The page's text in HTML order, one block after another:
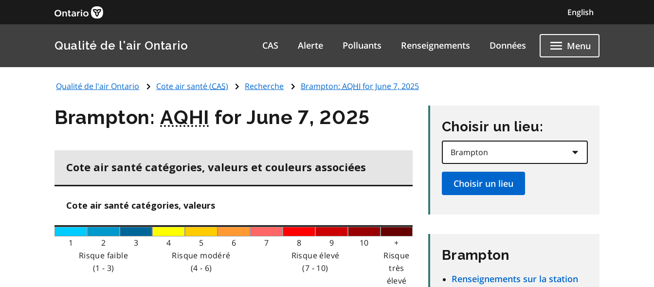
English
Qualité de l'air Ontario CAS Alerte Polluants Renseignements Données Menu
Qualité de l'air Ontario Cote air santé (CAS) Recherche Brampton: AQHI for June 7, 2025
Brampton:AQHI for June 7, 2025
Cote air santé catégories, valeurs et couleurs associées
Cote air santé catégories, valeurs
1 2 3 4 5 6 7 8 9 10
+
Risque faible
(1 - 3)
Risque modéré
(4 - 6)
Risque élevé
(7 - 10)
Risque
très
élevé
Choisir un lieu:
Brampton
Renseignements sur la station